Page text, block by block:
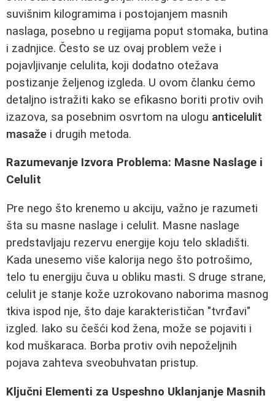
suvišnim kilogramima i postojanjem masnih
naslaga, posebno u regijama poput stomaka, butina
i zadnjice. Često se uz ovaj problem veže i
pojavljivanje celulita, koji dodatno otežava
postizanje željenog izgleda. U ovom članku ćemo
detaljno istražiti kako se efikasno boriti protiv ovih
izazova, sa posebnim osvrtom na ulogu anticelulit
masaže i drugih metoda.
Razumevanje Izvora Problema: Masne Naslage i
Celulit
Pre nego što krenemo u akciju, važno je razumeti
šta su masne naslage i celulit. Masne naslage
predstavljaju rezervu energije koju telo skladišti.
Kada unesemo više kalorija nego što potrošimo,
telo tu energiju čuva u obliku masti. S druge strane,
celulit je stanje kože uzrokovano naborima masnog
tkiva ispod nje, što daje karakterističan "tvrđavi"
izgled. Iako su češći kod žena, može se pojaviti i
kod muškaraca. Borba protiv ovih nepoželjnih
pojava zahteva sveobuhvatan pristup.
Ključni Elementi za Uspeshno Uklanjanje Masnih